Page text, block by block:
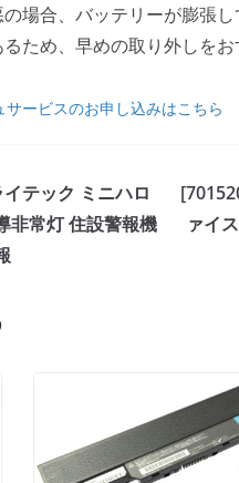
場合、バッテリーが膨張
ため、早めの取り外しをお
ービスのお申し込みはこちら
テック ミニハロ
非常灯 住設警報機
ァイ